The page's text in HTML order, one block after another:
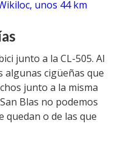
unos 44 km
junto a la CL-505. Al
algunas cigüeñas que
junto a la misma
Blas no podemos
quedan o de las que